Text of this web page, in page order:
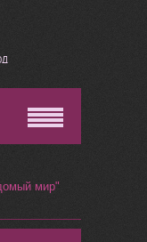
мир"